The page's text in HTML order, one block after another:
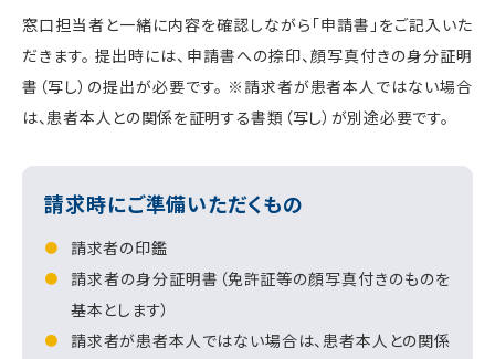
窓口担当者と一緒に内容を確認しながら「申請書」をご記入いた
だきます。 提出時には、申請書への捺印、顔写真付きの身分証明
書（写し）の提出が必要です。 ※請求者が患者本人ではない場合
は、患者本人との関係を証明する書類（写し）が別途必要です。
請求時にご準備いただくもの
請求者の印鑑
請求者の身分証明書（免許証等の顔写真付きのものを
基本とします）
請求者が患者本人ではない場合は、患者本人との関係